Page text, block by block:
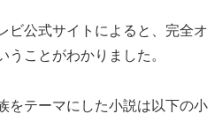
ビ公式サイトによると、完全オ
うことがわかりました。
をテーマにした小説は以下の小